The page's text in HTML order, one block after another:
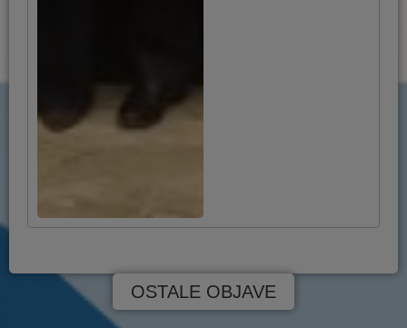
OSTALE OBJAVE